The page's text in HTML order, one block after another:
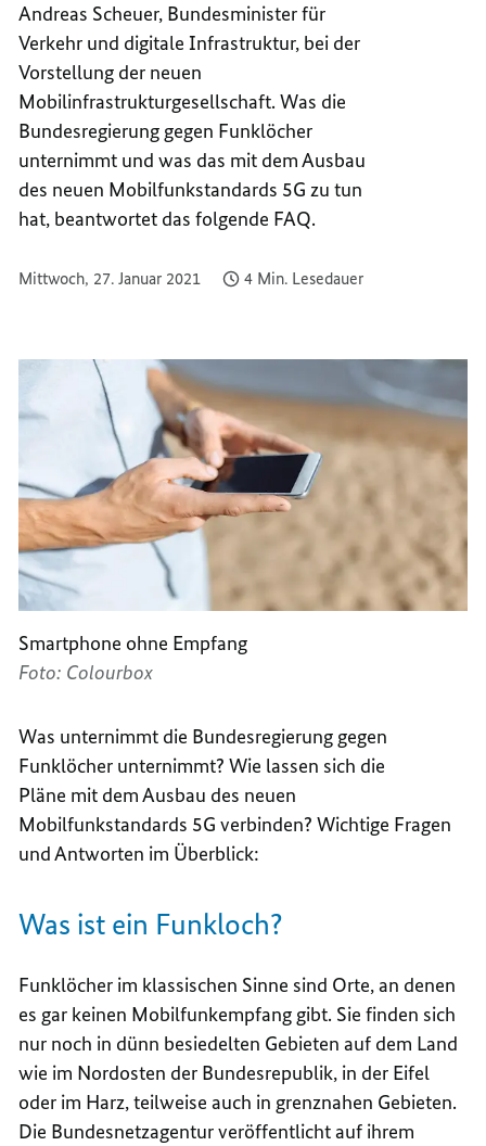
Andreas Scheuer, Bundesminister für
Verkehr und digitale Infrastruktur, bei der
Vorstellung der neuen
Mobilinfrastrukturgesellschaft. Was die
Bundesregierung gegen Funklöcher
unternimmt und was das mit dem Ausbau
des neuen Mobilfunkstandards 5G zu tun
hat, beantwortet das folgende FAQ.
Mittwoch, 27. Januar 2021 4 Min. Lesedauer
Smartphone ohne Empfang
Foto: Colourbox
Was unternimmt die Bundesregierung gegen
Funklöcher unternimmt? Wie lassen sich die
Pläne mit dem Ausbau des neuen
Mobilfunkstandards 5G verbinden? Wichtige Fragen
und Antworten im Überblick:
Was ist ein Funkloch?
Funklöcher im klassischen Sinne sind Orte, an denen
es gar keinen Mobilfunkempfang gibt. Sie finden sich
nur noch in dünn besiedelten Gebieten auf dem Land
wie im Nordosten der Bundesrepublik, in der Eifel
oder im Harz, teilweise auch in grenznahen Gebieten.
Die Bundesnetzagentur veröffentlicht auf ihrem